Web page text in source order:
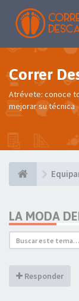
Correr
Atrévete: conoce
mejorar su técnica
LA MODA
Responder